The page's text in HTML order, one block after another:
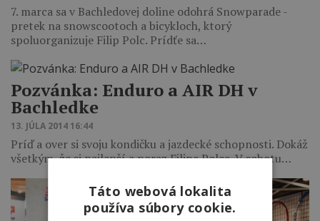
7. marca sa v Bachledovej doline odohrá Snowparade -
pretek na snowscootoch a bicykloch, ktorý
spoluorganizuje Filip Polc. Prídťe sa…
Pozvánka: Enduro a AIR DH v
Bachledke
13. JÚLA 2014 16:44
Príď a over si svoju kondičku a jazdecké schopnosti. Dokáž
všetkým, že si najlepší a poraz Filipa Polca. V sobotu…
Táto webová lokalita
používa súbory cookie.